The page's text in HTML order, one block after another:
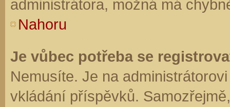
administrátora, možná má
Nahoru
Je vůbec potřeba se
Nemusíte. Je na
vkládání příspěvků.